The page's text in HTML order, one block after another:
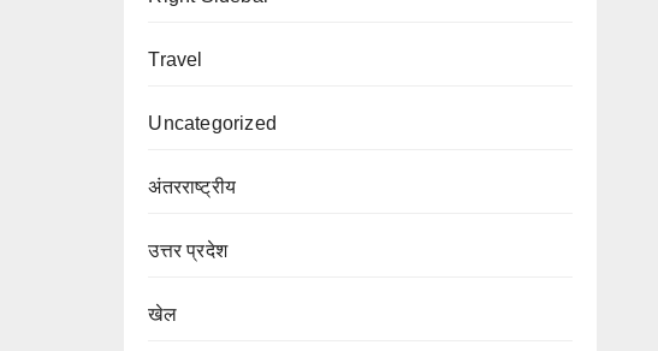
Travel
Uncategorized
अंतरराष्ट्रीय
उत्तर प्रदेश
खेल